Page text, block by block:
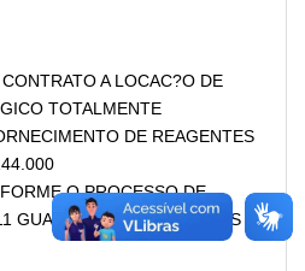
A LOCAC?O DE
TOTALMENTE
DE REAGENTES
O PROCESSO DE
GUARDA DE DOCUMENTOS